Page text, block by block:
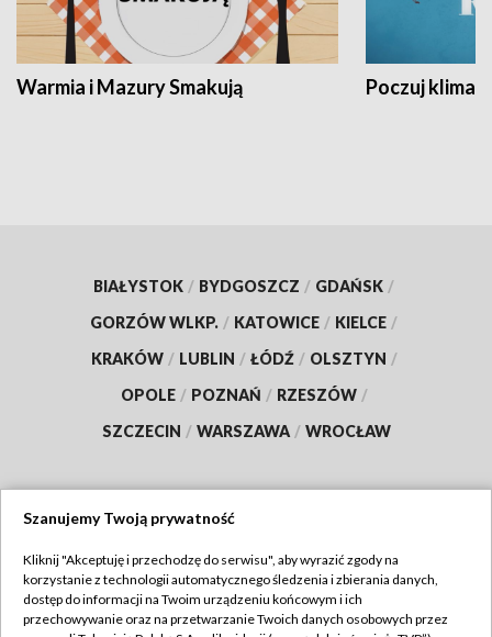
Warmia i Mazury Smakują Poczuj klimat
BIAŁYSTOK / BYDGOSZCZ / GDAŃSK /
GORZÓW WLKP. / KATOWICE / KIELCE /
KRAKÓW / LUBLIN / ŁÓDŹ / OLSZTYN /
OPOLE / POZNAŃ / RZESZÓW /
SZCZECIN / WARSZAWA / WROCŁAW
TVP
Abonament TVP
Regulamin TVP
Szanujemy Twoją prywatność
Kliknij "Akceptuję i przechodzę do serwisu", aby wyrazić zgody na
korzystanie z technologii automatycznego śledzenia i zbierania danych,
dostęp do informacji na Twoim urządzeniu końcowym i ich
przechowywanie oraz na przetwarzanie Twoich danych osobowych przez